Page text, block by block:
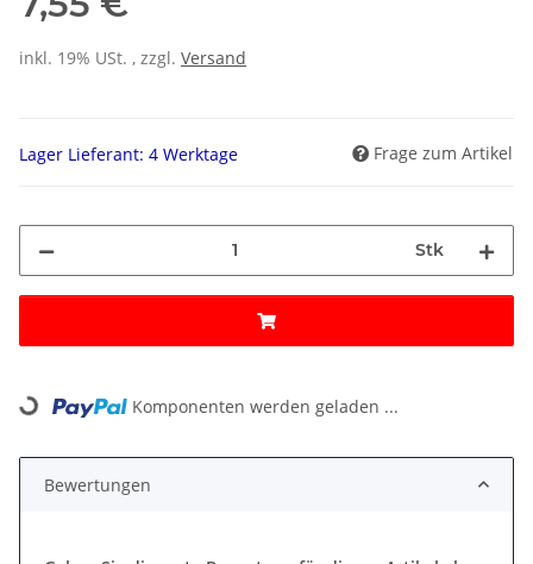
inkl. 19% USt. , zzgl. Versand
Lager Lieferant: 4 Werktage Frage zum Artikel
Stk
Loading... Komponenten werden geladen ...
Bewertungen